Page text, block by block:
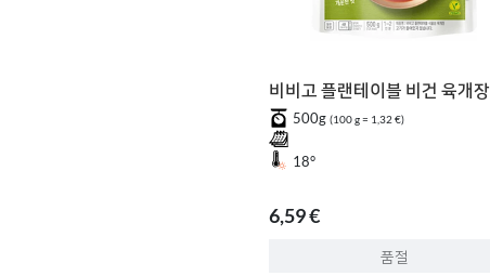
비비고 플랜테이블 비건 육개장
500g (100 g = 1,32 €)
18°
6,59 €
품절